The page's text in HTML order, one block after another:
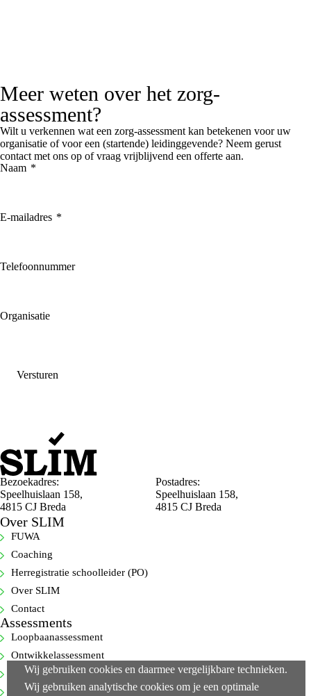
Meer weten over het zorg-
assessment?
Wilt u verkennen wat een zorg-assessment kan betekenen voor uw
organisatie of voor een (startende) leidinggevende? Neem gerust
contact met ons op of vraag vrijblijvend een offerte aan.
Naam *
E-mailadres *
Telefoonnummer
Organisatie
Versturen
Bezoekadres:
Speelhuislaan 158,
4815 CJ Breda
Postadres:
Speelhuislaan 158,
4815 CJ Breda
Over SLIM
FUWA
Coaching
Herregistratie schoolleider (PO)
Over SLIM
Contact
Assessments
Loopbaanassessment
Ontwikkelassessment
Selectie-assessment
360-gradenfeedback
Wij gebruiken cookies en daarmee vergelijkbare technieken.
Wij gebruiken analytische cookies om je een optimale